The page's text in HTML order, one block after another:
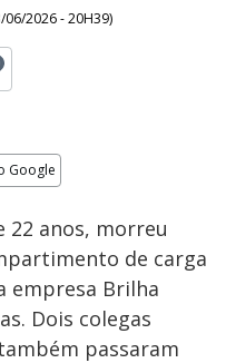
06/2026 - 20H39)
Google
22 anos, morreu
de carga
empresa Brilha
Dois colegas
passaram